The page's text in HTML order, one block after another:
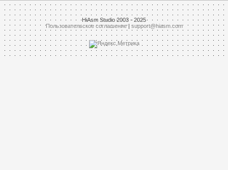
HiAsm Studio 2003 - 2025
Пользовательское соглашение| support@hiasm.com